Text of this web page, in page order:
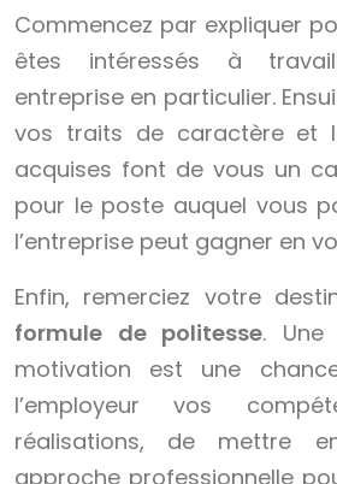
Commencez par expliquer
êtes intéressés à
entreprise en particulier.
vos traits de caractère et
acquises font de vous un
pour le poste auquel vous
l’entreprise peut gagner en
Enfin, remerciez votre
formule de politesse. Une
motivation est une
l’employeur vos
réalisations, de mettre
approche professionnelle